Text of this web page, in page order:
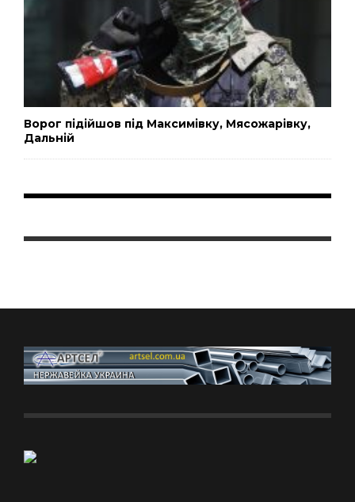
Ворог підійшов під Максимівку, Мясожарівку,
Дальній